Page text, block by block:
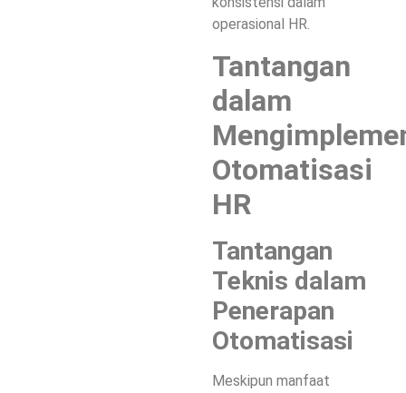
operasional HR.
Tantangan
dalam
Otomatisasi
HR
Tantangan
Teknis dalam
Penerapan
Otomatisasi
Meskipun manfaat